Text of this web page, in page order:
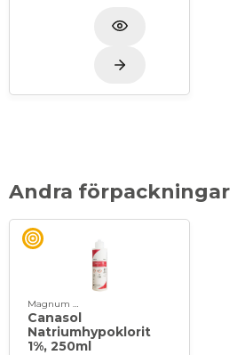
Andra förpackningar
Canasol
Natriumhypoklorit
1%, 250ml